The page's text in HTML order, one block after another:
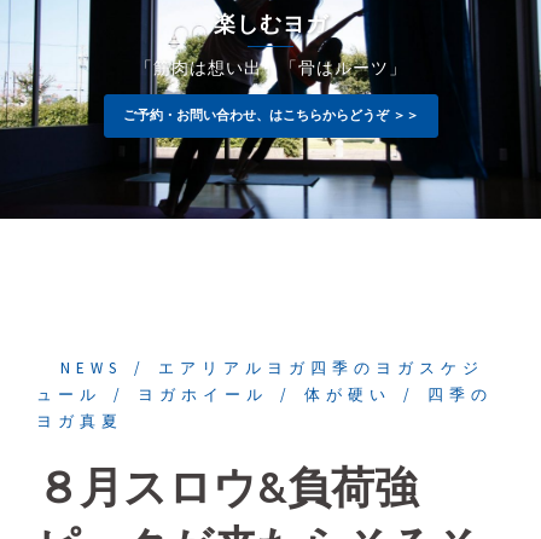
楽しむヨガ
「筋肉は想い出」「骨はルーツ」
ご予約・お問い合わせ、はこちらからどうぞ ＞＞
NEWS
エアリアルヨガ四季のヨガスケジ
ュール
ヨガホイール 体が硬い
四季の
ヨガ真夏
８月スロウ&負荷強